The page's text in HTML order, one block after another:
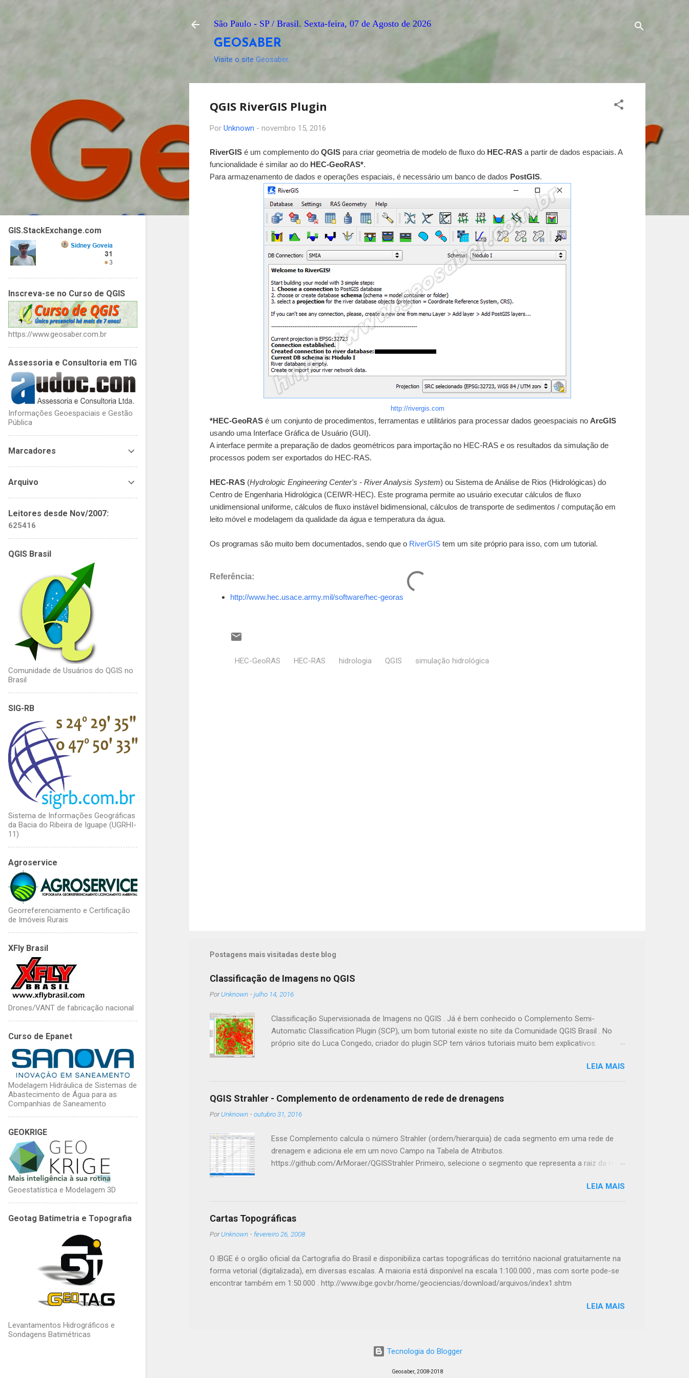
São Paulo - SP / Brasil. Sexta-feira, 07 de Agosto de 2026
GEOSABER
Visite o site Geosaber.
QGIS RiverGIS Plugin
Por Unknown - novembro 15, 2016
RiverGIS é um complemento do QGIS para criar geometria de modelo de fluxo do HEC-RAS a partir de dados espaciais. A
funcionalidade é similar ao do HEC-GeoRAS*.
Para armazenamento de dados e operações espaciais, é necessário um banco de dados PostGIS.
http://rivergis.com
*HEC-GeoRAS é um conjunto de procedimentos, ferramentas e utilitários para processar dados geoespaciais no ArcGIS
usando uma Interface Gráfica de Usuário (GUI).
A interface permite a preparação de dados geométricos para importação no HEC-RAS e os resultados da simulação de
processos podem ser exportados do HEC-RAS.
HEC-RAS (Hydrologic Engineering Center's - River Analysis System) ou Sistema de Análise de Rios (Hidrológicas) do
Centro de Engenharia Hidrológica (CEIWR-HEC). Este programa permite ao usuário executar cálculos de fluxo
unidimensional uniforme, cálculos de fluxo instável bidimensional, cálculos de transporte de sedimentos / computação em
leito móvel e modelagem da qualidade da água e temperatura da água.
Os programas são muito bem documentados, sendo que o RiverGIS tem um site próprio para isso, com um tutorial.
Referência:
http://www.hec.usace.army.mil/software/hec-georas
HEC-GeoRAS HEC-RAS hidrologia QGIS simulação hidrológica
Postagens mais visitadas deste blog
Classificação de Imagens no QGIS
PorUnknown -julho 14, 2016
Classificação Supervisionada de Imagens no QGIS . Já é bem conhecido o Complemento Semi-
Automatic Classification Plugin (SCP), um bom tutorial existe no site da Comunidade QGIS Brasil . No
próprio site do Luca Congedo, criador do plugin SCP tem vários tutoriais muito bem explicativos.
ferramentas do Orfeo Toolbox e SAGA GIS), e a rotina de ferramentas para realizar o processamento
demanda bastante tempo para ser realizada. . Classificação Não-Supervisionada Pode ser feita no
Orfeo Toolbox (KMeans e SOM), no GRASS GIS ou no SAGA GIS (inclusive uma específica para
classificação de solos, que será tema de uma nova postagem). . Dzetsaka Classification Tool Dzetsaka
é muito rápido e fácil de usar, mas também uma poderosa ferramenta de Classificação Supervisionada
Fauvel, este p...
LEIA MAIS
QGIS Strahler - Complemento de ordenamento de rede de drenagens
PorUnknown -outubro 31, 2016
Esse Complemento calcula o número Strahler (ordem/hierarquia) de cada segmento em uma rede de
drenagem e adiciona ele em um novo Campo na Tabela de Atributos.
https://github.com/ArMoraer/QGISStrahler Primeiro, selecione o segmento que representa a raiz da rede
Somente um segmento pode ser selecionado. Clique no ícone do plugin: será solicitado o nome do
atributo novo (o padrão é strahler ). Se um campo com esse nome já existe, uma janela de confirmação
perguntará se você deseja substituí-lo. https://github.com/ArMoraer/QGISStrahler Outros
Complementos podem ser usados em conjunto, como o Stream Feature Extractor - u m plugin do QGIS
para extrair características de fluxo (nascentes, sumidouros, confluências, etc) de uma rede de fluxo. E
GRASS ) para simplificar (reduzir vértic...
LEIA MAIS
Cartas Topográficas
PorUnknown - fevereiro 26, 2008
O IBGE é o orgão oficial da Cartografia do Brasil e disponibiliza cartas topográficas do território nacional gratuitamente na
forma vetorial (digitalizada), em diversas escalas. A maioria está disponível na escala 1:100.000 , mas com sorte pode-se
encontrar também em 1:50.000 . http://www.ibge.gov.br/home/geociencias/download/arquivos/index1.shtm
LEIA MAIS
Tecnologia do Blogger
Geosaber, 2008-2018
GIS.StackExchange.com
Inscreva-se no Curso de QGIS
https://www.geosaber.com.br
Assessoria e Consultoria em TIG
Informações Geoespaciais e Gestão
Pública
Marcadores
Arquivo
Leitores desde Nov/2007:
62541 6
QGIS Brasil
Comunidade de Usuários do QGIS no
Brasil
SIG-RB
Sistema de Informações Geográficas
da Bacia do Ribeira de Iguape (UGRHI-
11)
Agroservice
Georreferenciamento e Certificação
de Imóveis Rurais
XFly Brasil
Drones/VANT de fabricação nacional
Curso de Epanet
Modelagem Hidráulica de Sistemas de
Abastecimento de Água para as
Companhias de Saneamento
GEOKRIGE
Geoestatística e Modelagem 3D
Geotag Batimetria e Topografia
Levantamentos Hidrográficos e
Sondagens Batimétricas